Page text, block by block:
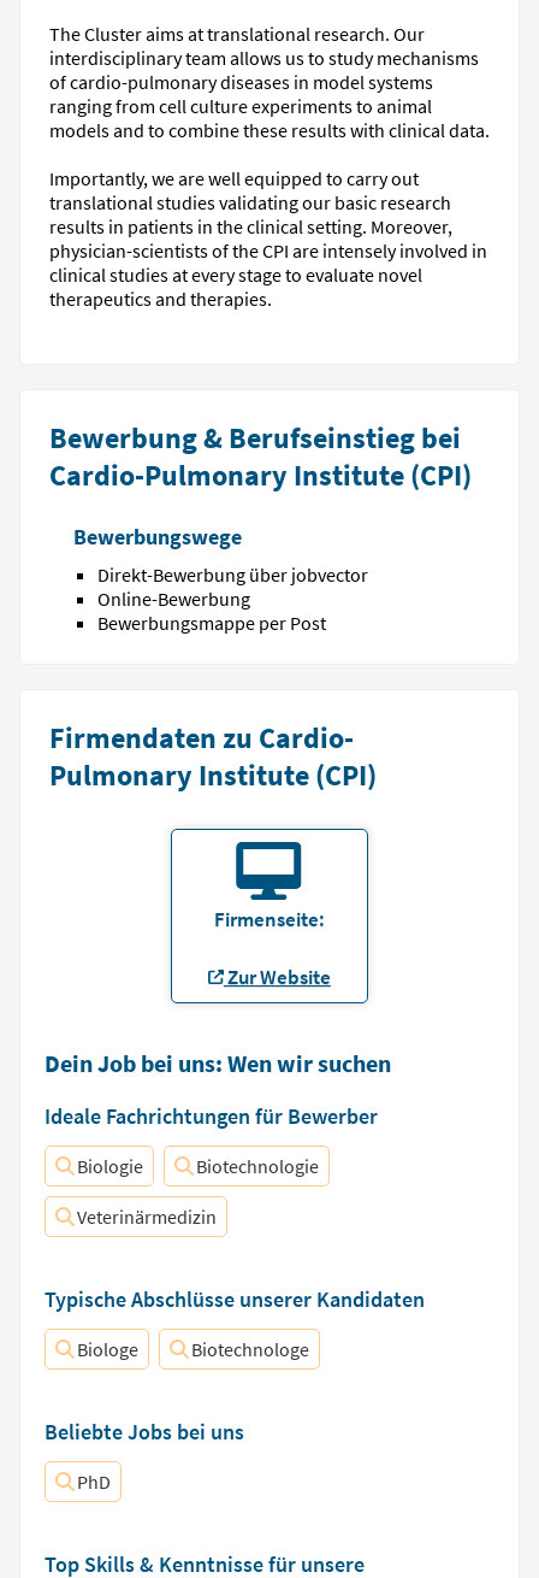
The Cluster aims at translational research. Our
interdisciplinary team allows us to study mechanisms
of cardio-pulmonary diseases in model systems
ranging from cell culture experiments to animal
models and to combine these results with clinical data.
Importantly, we are well equipped to carry out
translational studies validating our basic research
results in patients in the clinical setting. Moreover,
physician-scientists of the CPI are intensely involved in
clinical studies at every stage to evaluate novel
therapeutics and therapies.
Bewerbung & Berufseinstieg bei
Cardio-Pulmonary Institute (CPI)
Bewerbungswege
Direkt-Bewerbung über jobvector
Online-Bewerbung
Bewerbungsmappe per Post
Firmendaten zu Cardio-
Pulmonary Institute (CPI)
Firmenseite:
Zur Website
Dein Job bei uns: Wen wir suchen
Ideale Fachrichtungen für Bewerber
Biologie Biotechnologie
Veterinärmedizin
Typische Abschlüsse unserer Kandidaten
Biologe Biotechnologe
Beliebte Jobs bei uns
PhD
Top Skills & Kenntnisse für unsere